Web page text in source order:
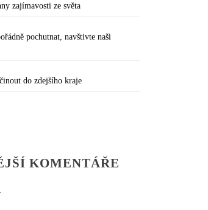
zajímavosti ze světa
pochutnat, navštivte naši
do zdejšího kraje
KOMENTÁŘE